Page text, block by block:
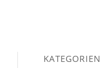
KATEGORIEN